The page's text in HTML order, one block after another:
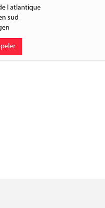
l atlantique
sud